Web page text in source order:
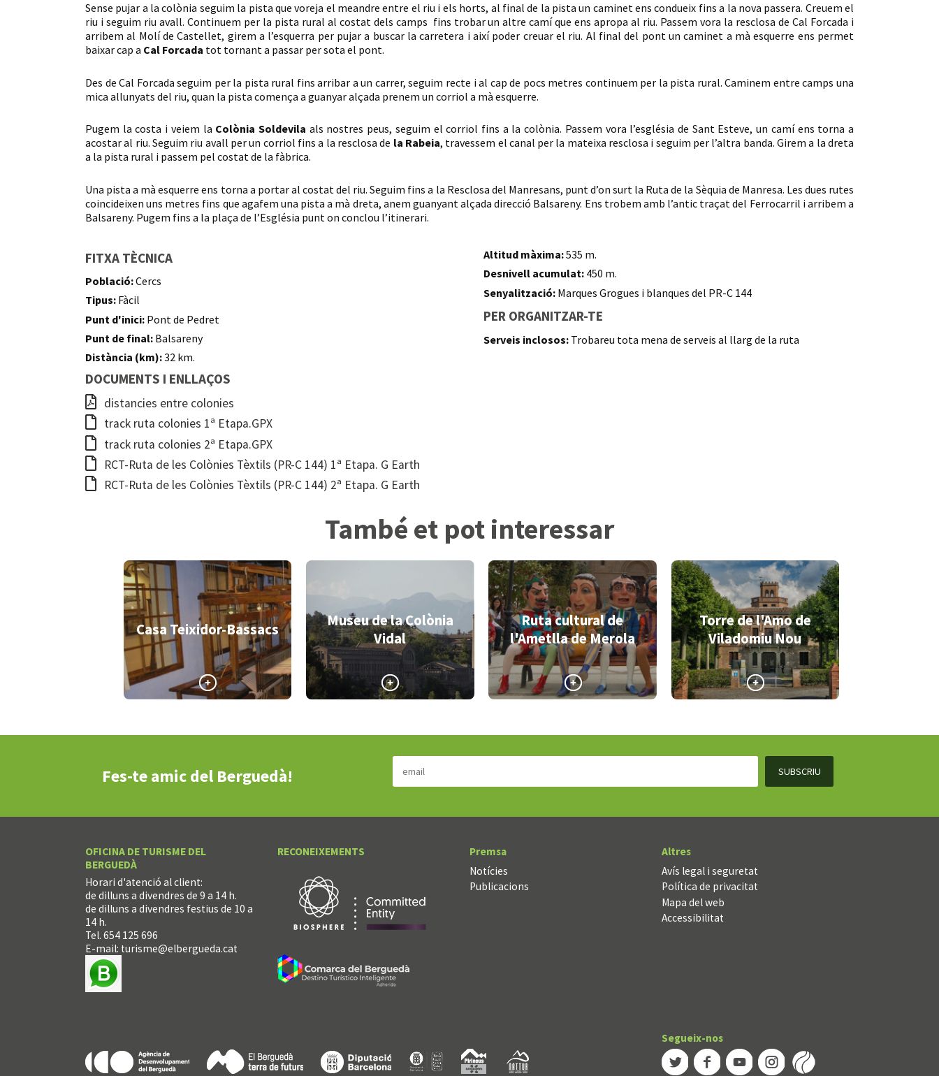
Sense pujar a la colònia seguim la pista que voreja el meandre entre el riu i els horts, al final de la pista un caminet ens condueix fins a la nova passera. Creuem el
riu i seguim riu avall. Continuem per la pista rural al costat dels camps fins trobar un altre camí que ens apropa al riu. Passem vora la resclosa de Cal Forcada i
arribem al Molí de Castellet, girem a l’esquerra per pujar a buscar la carretera i així poder creuar el riu. Al final del pont un caminet a mà esquerre ens permet
baixar cap a Cal Forcada tot tornant a passar per sota el pont.
Des de Cal Forcada seguim per la pista rural fins arribar a un carrer, seguim recte i al cap de pocs metres continuem per la pista rural. Caminem entre camps una
mica allunyats del riu, quan la pista comença a guanyar alçada prenem un corriol a mà esquerre.
Pugem la costa i veiem la Colònia Soldevila als nostres peus, seguim el corriol fins a la colònia. Passem vora l’església de Sant Esteve, un camí ens torna a
acostar al riu. Seguim riu avall per un corriol fins a la resclosa de la Rabeia, travessem el canal per la mateixa resclosa i seguim per l’altra banda. Girem a la dreta
a la pista rural i passem pel costat de la fàbrica.
Una pista a mà esquerre ens torna a portar al costat del riu. Seguim fins a la Resclosa del Manresans, punt d’on surt la Ruta de la Sèquia de Manresa. Les dues rutes
coincideixen uns metres fins que agafem una pista a mà dreta, anem guanyant alçada direcció Balsareny. Ens trobem amb l’antic traçat del Ferrocarril i arribem a
Balsareny. Pugem fins a la plaça de l’Església punt on conclou l’itinerari.
FITXA TÈCNICA
Població:Cercs
Tipus: Fàcil
Punt d'inici: Pont de Pedret
Punt de final: Balsareny
Distància (km):32 km.
Altitud màxima:535 m.
Desnivell acumulat: 450 m.
Senyalització: Marques Grogues i blanques del PR-C 144
PER ORGANITZAR-TE
Serveis inclosos: Trobareu tota mena de serveis al llarg de la ruta
DOCUMENTS I ENLLAÇOS
distancies entre colonies
track ruta colonies 1ª Etapa.GPX
track ruta colonies 2ª Etapa.GPX
RCT-Ruta de les Colònies Tèxtils (PR-C 144) 1ª Etapa. G Earth
RCT-Ruta de les Colònies Tèxtils (PR-C 144) 2ª Etapa. G Earth
També et pot interessar
Casa Teixidor-Bassacs
Museu de la Colònia
Vidal
Ruta cultural de
l'Ametlla de Merola
Torre de l'Amo de
Viladomiu Nou
Fes-te amic del Berguedà!
OFICINA DE TURISME DEL
BERGUEDÀ
Horari d'atenció al client:
de dilluns a divendres de 9 a 14 h.
de dilluns a divendres festius de 10 a
14 h.
Tel. 654 125 696
E-mail: turisme@elbergueda.cat
RECONEIXEMENTS
Premsa
Notícies
Publicacions
Altres
Avís legal i seguretat
Política de privacitat
Mapa del web
Accessibilitat
Segueix-nos